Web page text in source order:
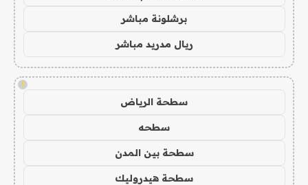
برشلونة مباشر
ريال مدريد مباشر
!
سطحة الرياض
سطحه
سطحة بين المدن
سطحة هيدروليك